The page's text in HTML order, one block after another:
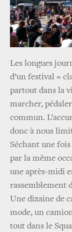
Les longues
d’un festival «
partout dans la
marcher,
commun.
donc à nous
Séchant une
par la même
une après-midi
rassemblement
Une dizaine de
mode, un
tout dans le